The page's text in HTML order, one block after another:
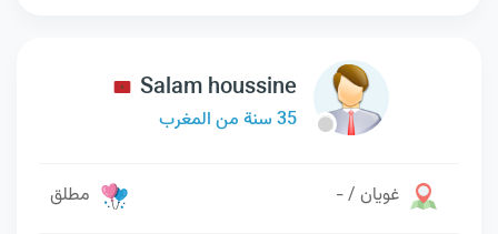
Salam houssine
35 سنة من المغرب
غويان / - مطلق